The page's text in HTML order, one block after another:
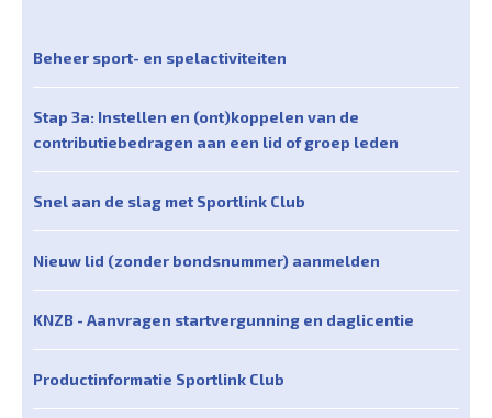
Beheer sport- en spelactiviteiten
Stap 3a: Instellen en (ont)koppelen van de
contributiebedragen aan een lid of groep leden
Snel aan de slag met Sportlink Club
Nieuw lid (zonder bondsnummer) aanmelden
KNZB - Aanvragen startvergunning en daglicentie
Productinformatie Sportlink Club